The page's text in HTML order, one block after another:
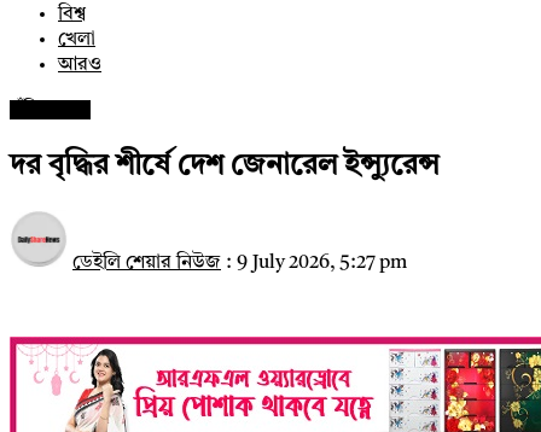
বিশ্ব
খেলা
আরও
দর বৃদ্ধির শীর্ষে দেশ জেনারেল ইন্স্যুরেন্স
ডেইলি শেয়ার নিউজ : 9 July 2026, 5:27 pm